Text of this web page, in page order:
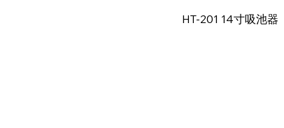
快速瀏覽
HT-201 14寸吸池器